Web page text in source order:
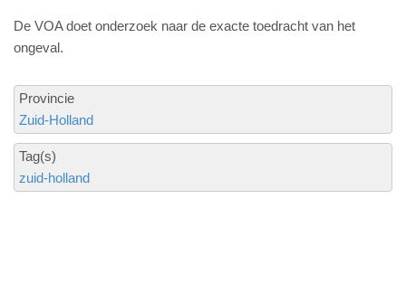
De VOA doet onderzoek naar de exacte toedracht van het
ongeval.
Provincie
Zuid-Holland
Tag(s)
zuid-holland